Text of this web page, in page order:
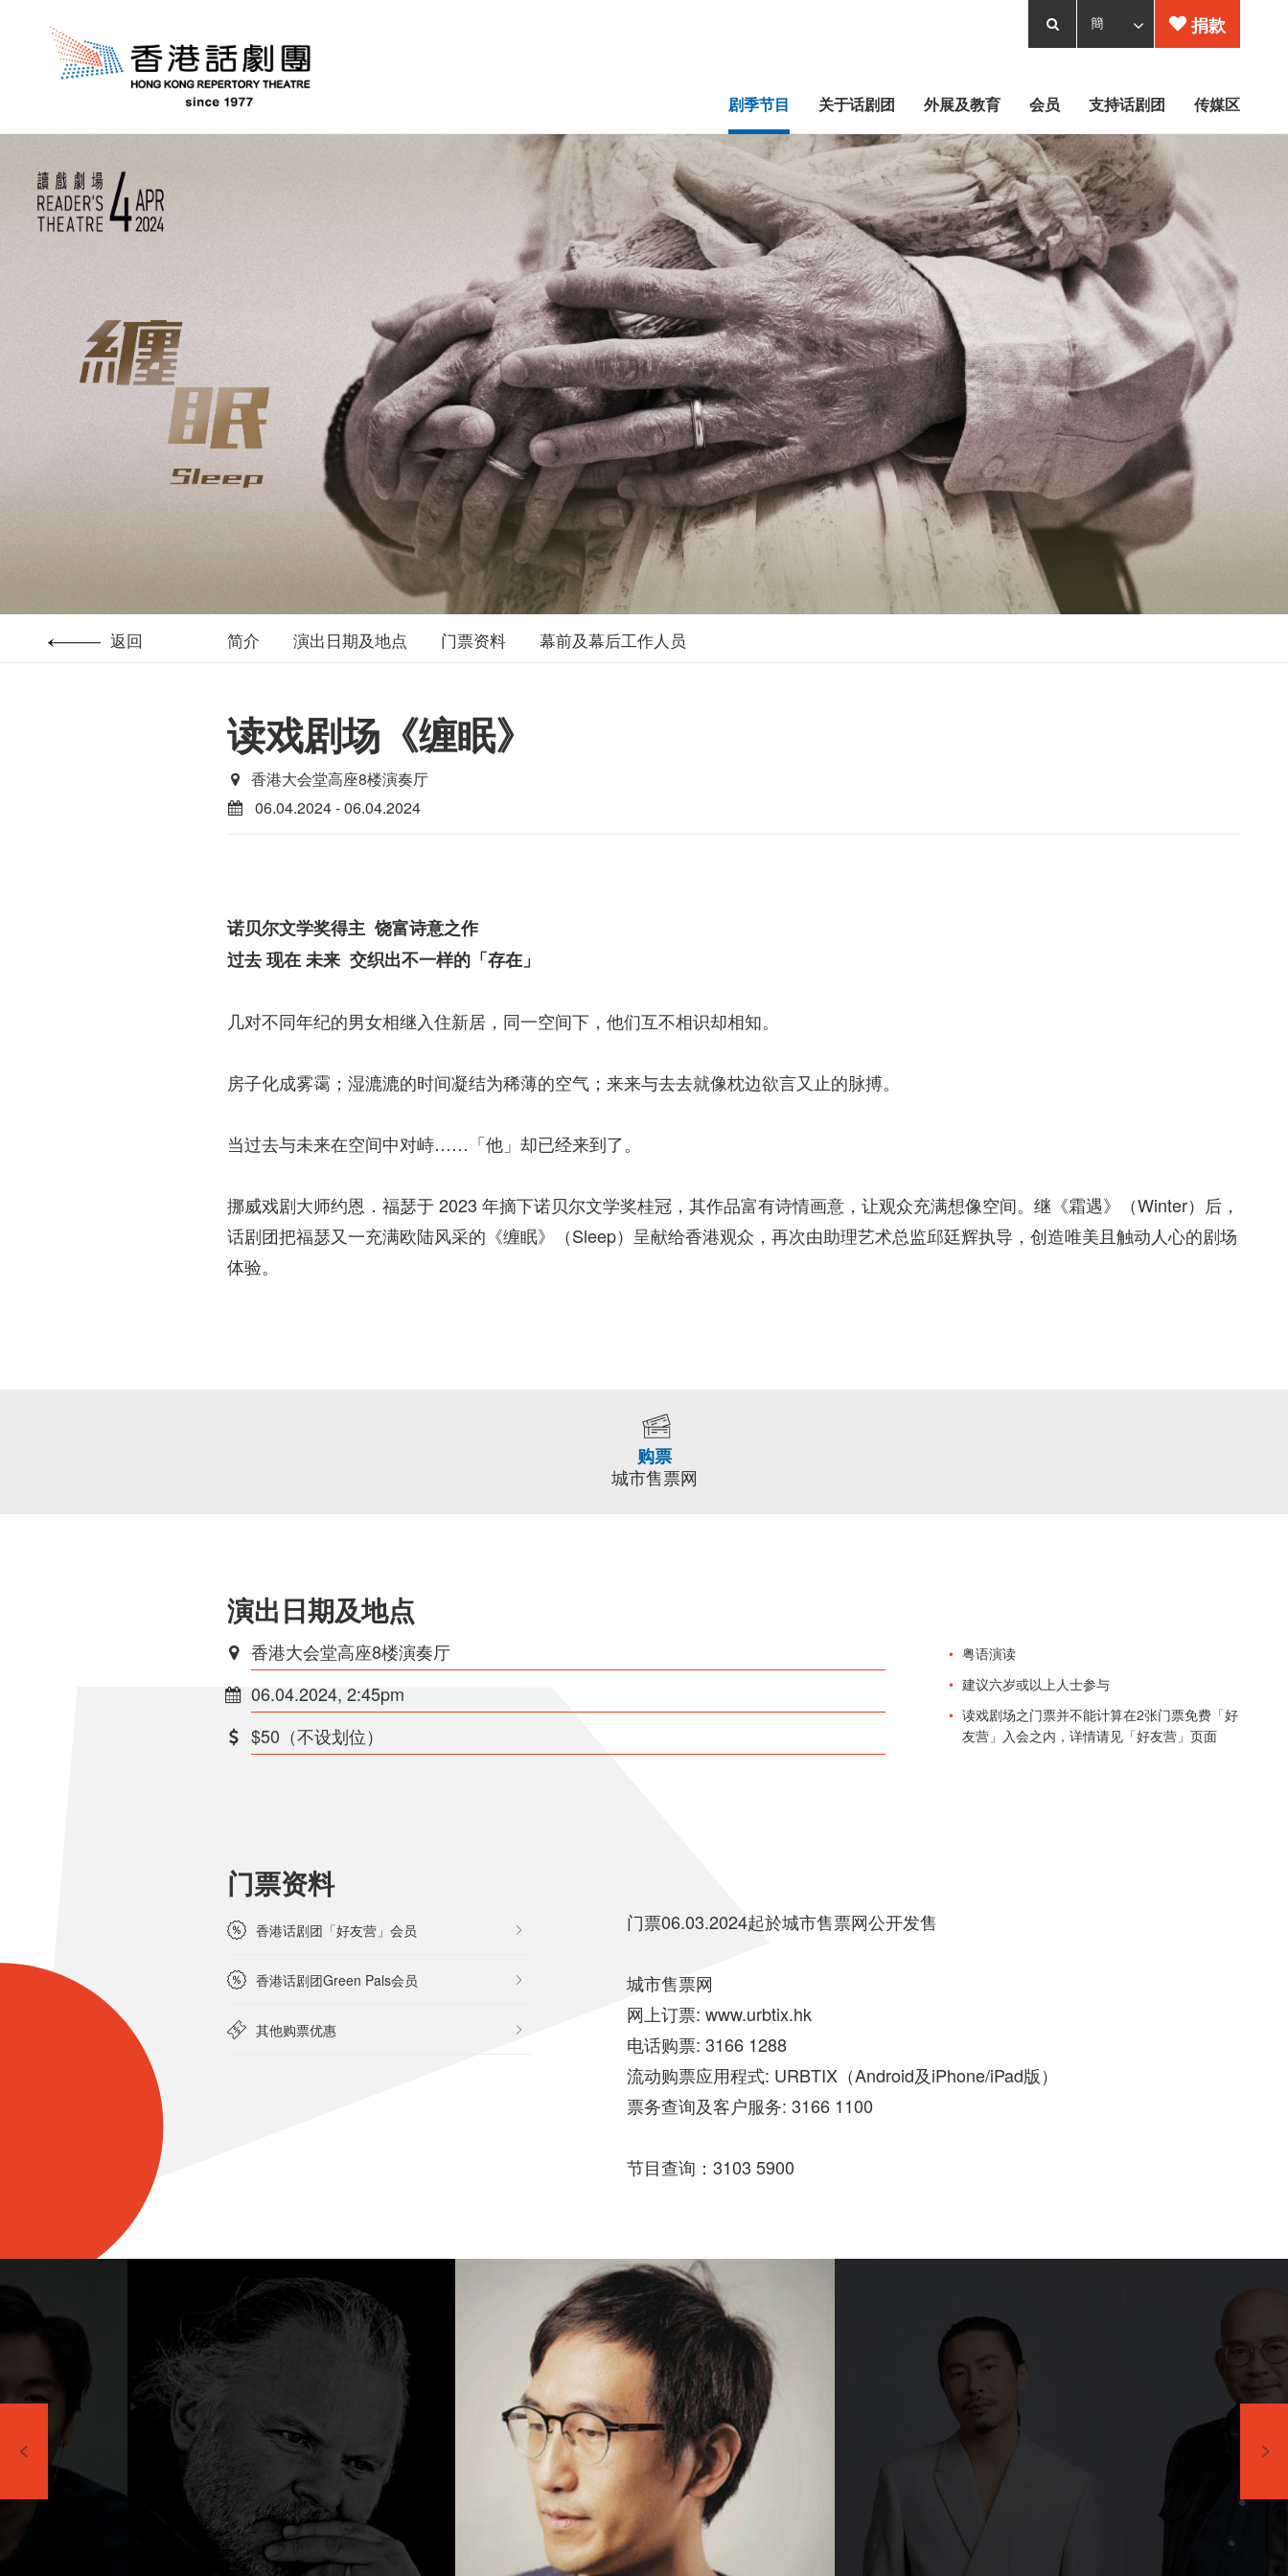
剧季节目 关于话剧团 外展及教育 会员 支持话剧团 传媒区
捐款
返回 简介 演出日期及地点 门票资料 幕前及幕后工作人员
读戏剧场《缠眠》
香港大会堂高座8楼演奏厅
06.04.2024 - 06.04.2024
诺贝尔文学奖得主 饶富诗意之作
过去 现在 未来 交织出不一样的「存在」
几对不同年纪的男女相继入住新居，同一空间下，他们互不相识却相知。
房子化成雾霭；湿漉漉的时间凝结为稀薄的空气；来来与去去就像枕边欲言又止的脉搏。
当过去与未来在空间中对峙……「他」却已经来到了。
挪威戏剧大师约恩．福瑟于 2023 年摘下诺贝尔文学奖桂冠，其作品富有诗情画意，让观众充满想像空间。继《霜遇》（Winter）后，
话剧团把福瑟又一充满欧陆风采的《缠眠》（Sleep）呈献给香港观众，再次由助理艺术总监邱廷辉执导，创造唯美且触动人心的剧场
体验。
购票
城市售票网
演出日期及地点
香港大会堂高座8楼演奏厅
06.04.2024, 2:45pm
$50（不设划位）
粤语演读
建议六岁或以上人士参与
读戏剧场之门票并不能计算在2张门票免费「好
友营」入会之内，详情请见「好友营」页面
门票资料
香港话剧团「好友营」会员
香港话剧团Green Pals会员
其他购票优惠
门票06.03.2024起於城市售票网公开发售
城市售票网
网上订票: www.urbtix.hk
电话购票: 3166 1288
流动购票应用程式: URBTIX（Android及iPhone/iPad版）
票务查询及客户服务: 3166 1100
节目查询：3103 5900